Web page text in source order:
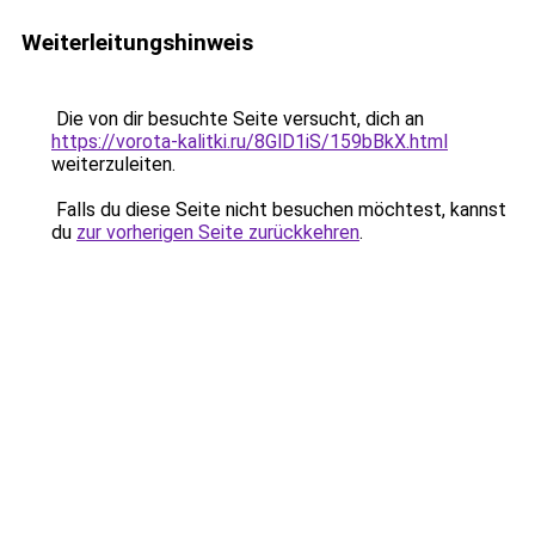
Weiterleitungshinweis
Die von dir besuchte Seite versucht, dich an
https://vorota-kalitki.ru/8GlD1iS/159bBkX.html
weiterzuleiten.
Falls du diese Seite nicht besuchen möchtest, kannst
du zur vorherigen Seite zurückkehren.